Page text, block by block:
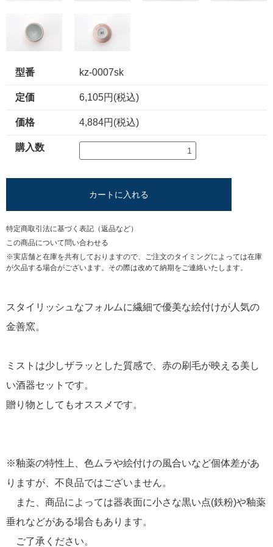
型番 kz-0007sk
定価 6,105円(税込)
価格 4,884円(税込)
購入数
カートに入れる
特定商取引法に基づく表記（返品など）
この商品について問い合わせる
※実店舗と在庫を共有しておりますので、ご注文のタイミングによっては在庫
が欠品する場合がございます。その際は改めて納期をご連絡いたします。
スタイリッシュなフォルムに繊細で優美な絵付けが人気の
金善窯。
ミストは少しザラッとした質感で、赤の刷毛が映える美し
い酒器セットです。
贈り物としてもオススメです。
※釉薬の特性上、色ムラや絵付けの風合いなど個体差があ
りますが、不良品ではございません。
また、商品によっては器表面に小さな黒い点(鉄粉)や釉薬
垂れなどがある場合もあります。
ご了承ください。